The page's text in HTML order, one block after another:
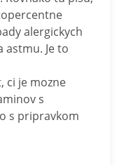
alergickych
astmu. Je to
ci je mozne
s
s pripravkom